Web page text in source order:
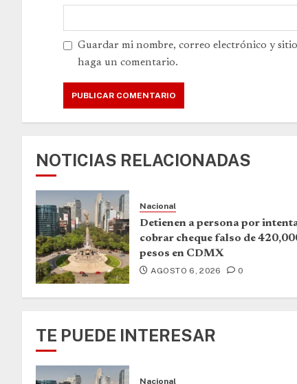
Guardar mi nombre, correo electrónico y
haga un comentario.
NOTICIAS RELACIONADAS
Nacional
Detienen a persona por
cobrar cheque falso de
pesos en CDMX
AGOSTO 6, 2026 0
TE PUEDE INTERESAR
Nacional